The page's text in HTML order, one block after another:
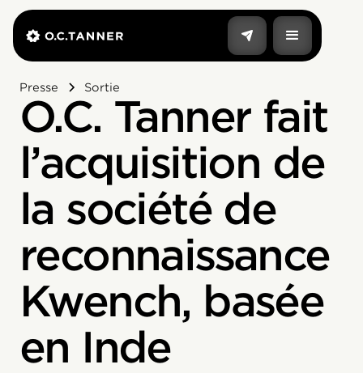
Presse Sortie
O.C. Tanner fait
l’acquisition de
la société de
reconnaissance
Kwench, basée
en Inde